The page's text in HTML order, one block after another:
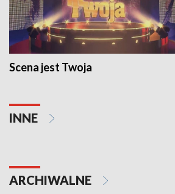
Scena jest Twoja
INNE
ARCHIWALNE